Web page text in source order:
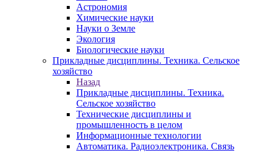
Астрономия
Химические науки
Науки о Земле
Экология
Биологические науки
Прикладные дисциплины. Техника. Сельское
хозяйство
Назад
Прикладные дисциплины. Техника.
Сельское хозяйство
Технические дисциплины и
промышленность в целом
Информационные технологии
Автоматика. Радиоэлектроника. Связь